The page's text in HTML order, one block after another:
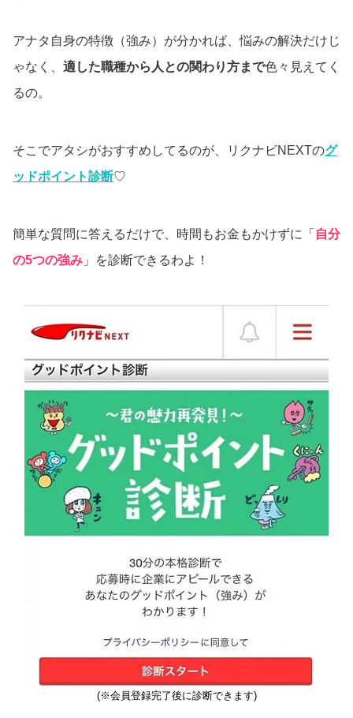
アナタ自身の特徴（強み）が分かれば、悩みの解決だけじ
ゃなく、 適した職種から人との関わり方まで色々見えてく
るの。
そこでアタシがおすすめしてるのが、リクナビNEXTのグ
ッドポイント診断♡
簡単な質問に答えるだけで、時間もお金もかけずに「 自分
の5つの強み 」を診断できるわよ！
(※会員登録完了後に診断できます)